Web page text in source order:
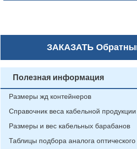
ЗАКАЗАТЬ
Полезная информация
Размеры жд контейнеров
Справочник веса кабельной продукции
Размеры и вес кабельных барабанов
Таблицы подбора аналога оптического